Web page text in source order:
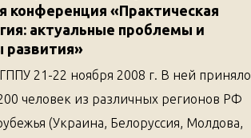
конференция «Практическая
актуальные проблемы и
развития»
21-22 ноября 2008 г. В ней приняло
человек из различных регионов РФ
(Украина, Белоруссия, Молдова,